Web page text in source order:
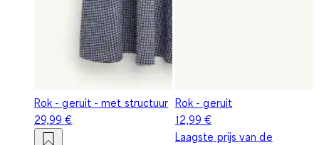
Rok - geruit - met structuur
29,99 €
Rok - geruit
12,99 €
Laagste prijs van de